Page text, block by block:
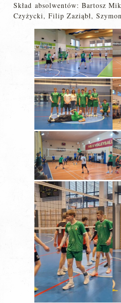
Skład absolwentów: Bartosz
Czyżycki, Filip Zaziąbł,